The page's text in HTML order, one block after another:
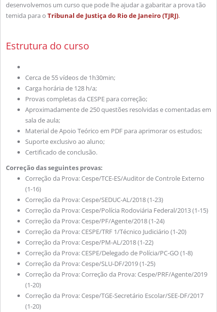
desenvolvemos um curso que pode lhe ajudar a gabaritar a prova tão
temida para o Tribunal de Justiça do Rio de Janeiro (TJRJ).
Estrutura do curso
Cerca de 55 vídeos de 1h30min;
Carga horária de 128 h/a;
Provas completas da CESPE para correção;
Aproximadamente de 250 questões resolvidas e comentadas em
sala de aula;
Material de Apoio Teórico em PDF para aprimorar os estudos;
Suporte exclusivo ao aluno;
Certificado de conclusão.
Correção das seguintes provas:
Correção da Prova: Cespe/TCE-ES/Auditor de Controle Externo
(1-16)
Correção da Prova: Cespe/SEDUC-AL/2018 (1-23)
Correção da Prova: Cespe/Polícia Rodoviária Federal/2013 (1-15)
Correção da Prova: Cespe/PF/Agente/2018 (1-24)
Correção da Prova: CESPE/TRF 1/Técnico Judiciário (1-20)
Correção da Prova: Cespe/PM-AL/2018 (1-22)
Correção da Prova: CESPE/Delegado de Polícia/PC-GO (1-8)
Correção da Prova: Cespe/SLU-DF/2019 (1-25)
Correção da Prova: Correção da Prova: Cespe/PRF/Agente/2019
(1-20)
Correção da Prova: Cespe/TGE-Secretário Escolar/SEE-DF/2017
(1-20)